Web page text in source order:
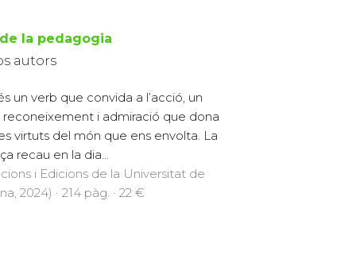
la pedagogia
autors
un verb que convida a l’acció, un
i admiració que dona
virtuts del món que ens envolta. La
recau en la dia...
i Edicions de la Universitat de
2024) · 214 pàg. · 22 €